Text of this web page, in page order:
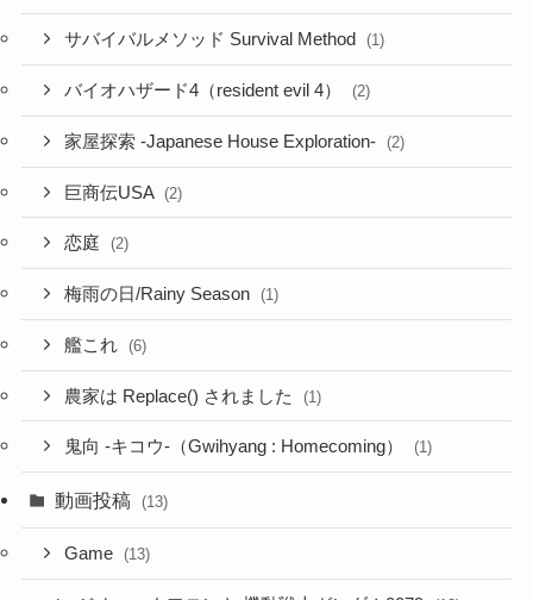
サバイバルメソッド Survival Method (1)
バイオハザード4（resident evil 4） (2)
家屋探索 -Japanese House Exploration- (2)
巨商伝USA (2)
恋庭 (2)
梅雨の日/Rainy Season (1)
艦これ (6)
農家は Replace() されました (1)
鬼向 -キコウ-（Gwihyang : Homecoming） (1)
動画投稿 (13)
Game (13)